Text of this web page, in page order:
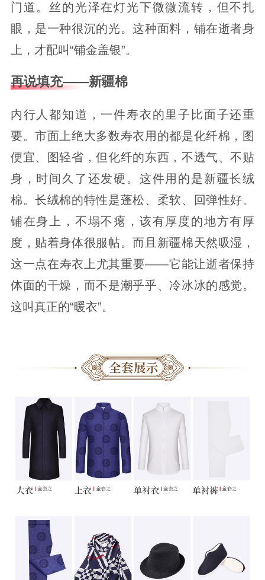
门道。丝的光泽在灯光下微微流转，但不扎
眼，是一种很沉的光。这种面料，铺在逝者身
上，才配叫“铺金盖银”。
再说填充——新疆棉
内行人都知道，一件寿衣的里子比面子还重
要。市面上绝大多数寿衣用的都是化纤棉，图
便宜、图轻省，但化纤的东西，不透气、不贴
身，时间久了还发硬。这件用的是新疆长绒
棉。长绒棉的特性是蓬松、柔软、回弹性好。
铺在身上，不塌不瘪，该有厚度的地方有厚
度，贴着身体很服帖。而且新疆棉天然吸湿，
这一点在寿衣上尤其重要——它能让逝者保持
体面的干燥，而不是潮乎乎、冷冰冰的感觉。
这叫真正的“暖衣”。